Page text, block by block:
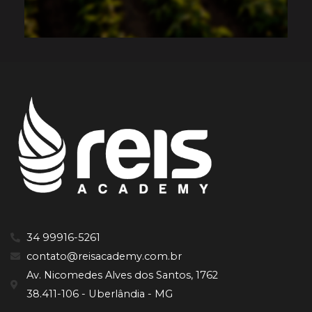
34 99916-5261
contato@reisacademy.com.br
Av. Nicomedes Alves dos Santos, 1762
38.411-106 - Uberlândia - MG